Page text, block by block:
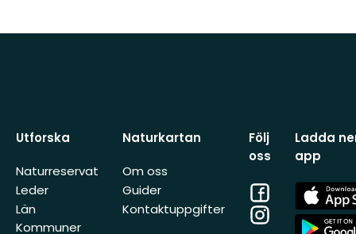
Utforska
Naturreservat
Leder
Län
Kommuner
Naturkartan
Om oss
Guider
Kontaktuppgifter
Följ
oss
Facebook
Instagram
Ladda
app
App
Store
App